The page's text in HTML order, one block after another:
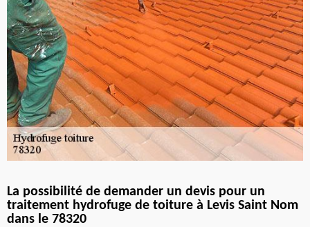
La possibilité de demander un devis pour un
traitement hydrofuge de toiture à Levis Saint Nom
dans le 78320